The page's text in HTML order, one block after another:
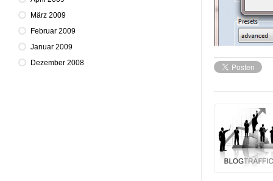
März 2009
Februar 2009
Januar 2009
Dezember 2008